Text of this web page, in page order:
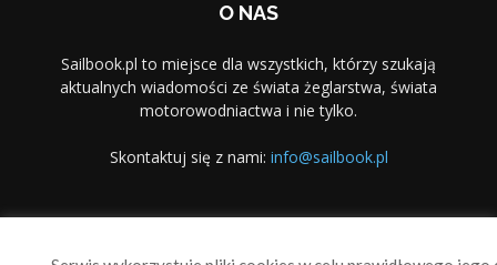
O NAS
Sailbook.pl to miejsce dla wszystkich, którzy szukają
aktualnych wiadomości ze świata żeglarstwa, świata
motorowodniactwa i nie tylko.
Skontaktuj się z nami: info@sailbook.pl